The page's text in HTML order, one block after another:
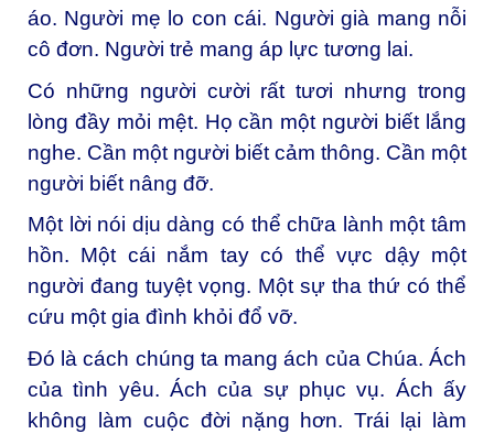
áo. Người mẹ lo con cái. Người già mang nỗi
cô đơn. Người trẻ mang áp lực tương lai.
Có những người cười rất tươi nhưng trong
lòng đầy mỏi mệt. Họ cần một người biết lắng
nghe. Cần một người biết cảm thông. Cần một
người biết nâng đỡ.
Một lời nói dịu dàng có thể chữa lành một tâm
hồn. Một cái nắm tay có thể vực dậy một
người đang tuyệt vọng. Một sự tha thứ có thể
cứu một gia đình khỏi đổ vỡ.
Đó là cách chúng ta mang ách của Chúa. Ách
của tình yêu. Ách của sự phục vụ. Ách ấy
không làm cuộc đời nặng hơn. Trái lại làm